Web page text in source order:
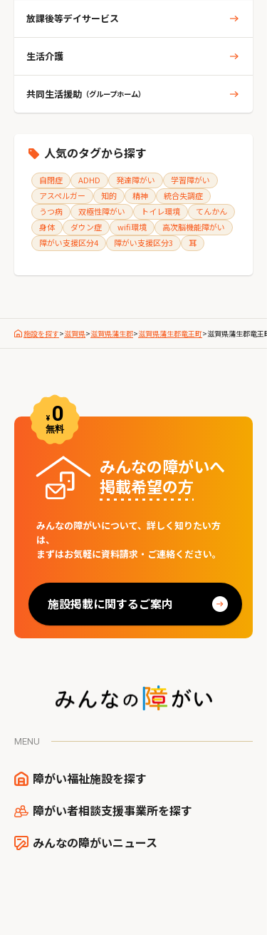
放課後等デイサービス
生活介護
共同生活援助 （グループホーム）
人気のタグから探す
自閉症 ADHD 発達障がい
学習障がい
アスペルガー
知的 精神
統合失調症
うつ病
双極性障がい トイレ環境
てんかん
身体
ダウン症 wifi環境
高次脳機能障がい
障がい支援区分4
障がい支援区分3 耳
施設を探す>滋賀県>滋賀県蒲生郡>滋賀県蒲生郡竜王町>滋賀県蒲生郡竜王
みんなの障がいへ
掲載希望の⽅
みんなの障がいについて、詳しく知りたい方
は、
まずはお気軽に資料請求・ご連絡ください。
施設掲載に関するご案内
MENU
障がい福祉施設を探す
障がい者相談支援事業所を探す
みんなの障がいニュース